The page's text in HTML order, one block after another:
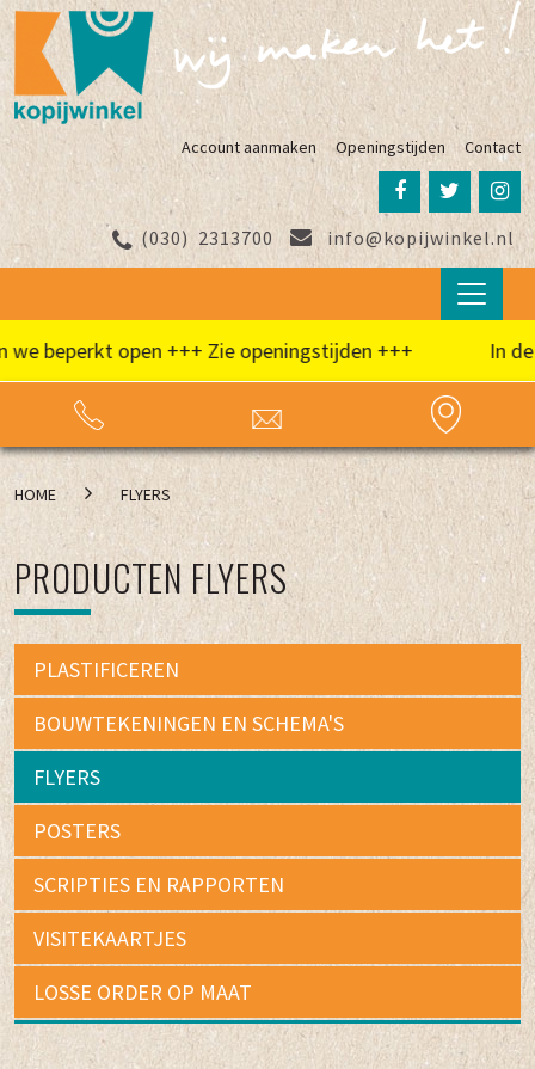
Account aanmaken Openingstijden Contact
(030) 2313700 info@kopijwinkel.nl
beperkt open +++ Zie openingstijden +++ In de
HOME FLYERS
PRODUCTEN FLYERS
PLASTIFICEREN
BOUWTEKENINGEN EN SCHEMA'S
FLYERS
POSTERS
SCRIPTIES EN RAPPORTEN
VISITEKAARTJES
LOSSE ORDER OP MAAT